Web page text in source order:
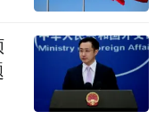
情绪价值。